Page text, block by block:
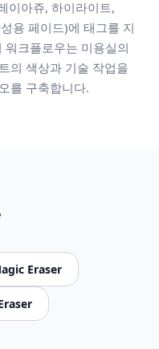
이아쥬, 하이라이트,
용 페이드)에 태그를 지
크플로우는 미용실의
의 색상과 기술 작업을
를 구축합니다.
Eraser